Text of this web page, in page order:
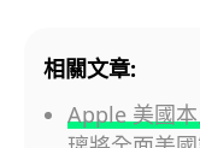
相關文章:
Apple 美國